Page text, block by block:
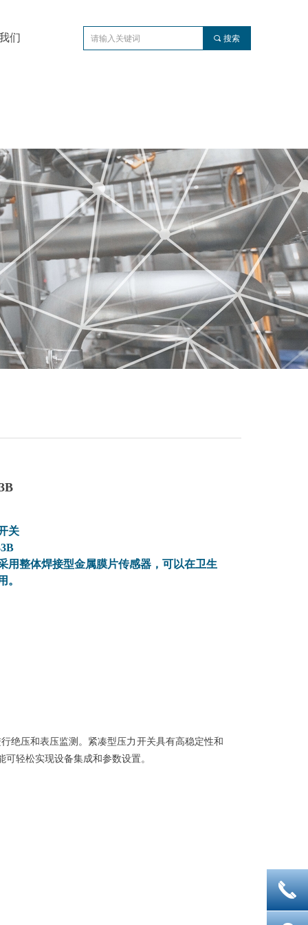
们 끠 搜索
关
用整体焊接型金属膜片传感器，可以在卫生
。
绝压和表压监测。紧凑型压力开关具有高稳定性和
可轻松实现设备集成和参数设置。
끅